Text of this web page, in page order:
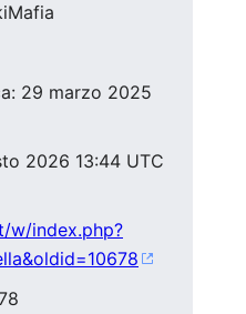
29 marzo 2025
2026 13:44 UTC
w/index.php?